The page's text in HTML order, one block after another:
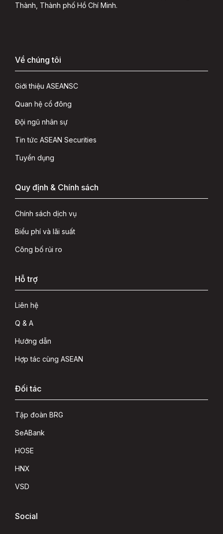
Thành, Thành phố Hồ Chí Minh.
Về chúng tôi
Giới thiệu ASEANSC
Quan hệ cổ đông
Đội ngũ nhân sự
Tin tức ASEAN Securities
Tuyển dụng
Quy định & Chính sách
Chính sách dịch vụ
Biểu phí và lãi suất
Công bố rủi ro
Hỗ trợ
Liên hệ
Q & A
Hướng dẫn
Hợp tác cùng ASEAN
Đối tác
Tập đoàn BRG
SeABank
HOSE
HNX
VSD
Social